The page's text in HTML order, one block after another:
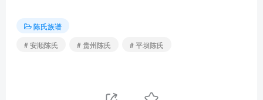
陈氏族谱
# 安顺陈氏
# 贵州陈氏 # 平坝陈氏